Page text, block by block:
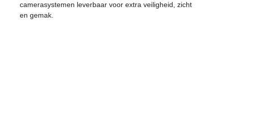
camerasystemen leverbaar voor extra veiligheid, zicht
en gemak.